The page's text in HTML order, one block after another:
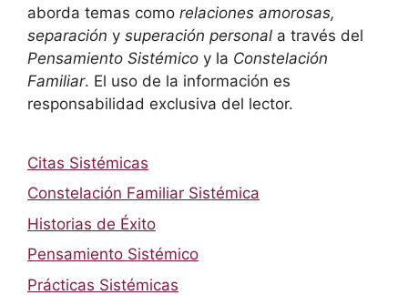
aborda temas como relaciones amorosas,
separación y superación personal a través del
Pensamiento Sistémico y la Constelación
Familiar. El uso de la información es
responsabilidad exclusiva del lector.
Citas Sistémicas
Constelación Familiar Sistémica
Historias de Éxito
Pensamiento Sistémico
Prácticas Sistémicas